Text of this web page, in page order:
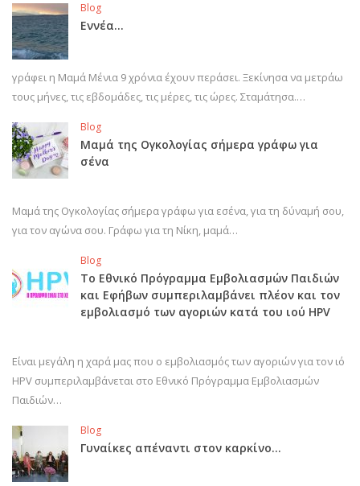
Blog
Εννέα…
γράφει η Μαμά Μένια 9 χρόνια έχουν περάσει. Ξεκίνησα να μετράω
τους μήνες, τις εβδομάδες, τις μέρες, τις ώρες. Σταμάτησα.…
Blog
Μαμά της Ογκολογίας σήμερα γράφω για
σένα
Μαμά της Ογκολογίας σήμερα γράφω για εσένα, για τη δύναμή σου,
για τον αγώνα σου. Γράφω για τη Νίκη, μαμά…
Blog
Το Εθνικό Πρόγραμμα Εμβολιασμών Παιδιών
και Εφήβων συμπεριλαμβάνει πλέον και τον
εμβολιασμό των αγοριών κατά του ιού HPV
Είναι μεγάλη η χαρά μας που ο εμβολιασμός των αγοριών για τον ιό
HPV συμπεριλαμβάνεται στο Εθνικό Πρόγραμμα Εμβολιασμών
Παιδιών…
Blog
Γυναίκες απέναντι στον καρκίνο…